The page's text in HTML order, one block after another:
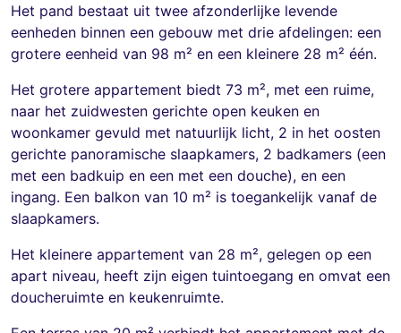
Het pand bestaat uit twee afzonderlijke levende
eenheden binnen een gebouw met drie afdelingen: een
grotere eenheid van 98 m² en een kleinere 28 m² één.
Het grotere appartement biedt 73 m², met een ruime,
naar het zuidwesten gerichte open keuken en
woonkamer gevuld met natuurlijk licht, 2 in het oosten
gerichte panoramische slaapkamers, 2 badkamers (een
met een badkuip en een met een douche), en een
ingang. Een balkon van 10 m² is toegankelijk vanaf de
slaapkamers.
Het kleinere appartement van 28 m², gelegen op een
apart niveau, heeft zijn eigen tuintoegang en omvat een
doucheruimte en keukenruimte.